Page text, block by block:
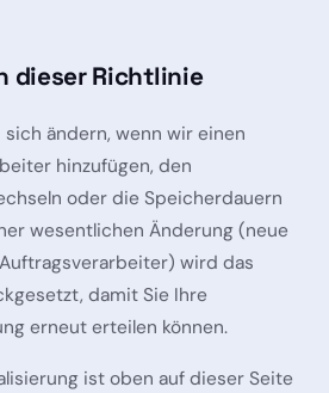
dieser Richtlinie
ändern, wenn wir einen
hinzufügen, den
oder die Speicherdauern
wesentlichen Änderung (neue
wird das
damit Sie Ihre
erneut erteilen können.
ist oben auf dieser Seite